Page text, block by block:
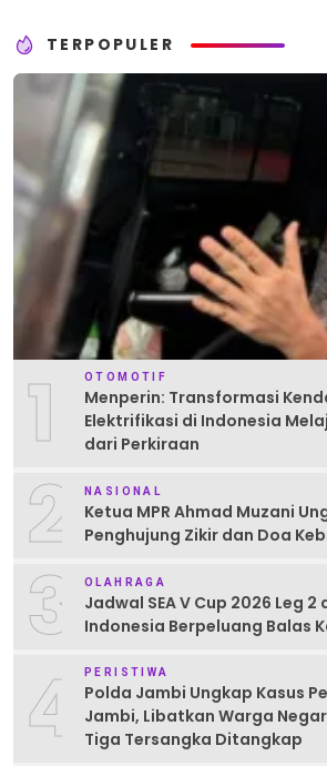
TERPOPULER
1 OTOMOTIF
Menperin: Transformasi
Elektrifikasi di Indonesia
dari Perkiraan
2 NASIONAL
Ketua MPR Ahmad Muzani
Penghujung Zikir dan Doa
3 OLAHRAGA
Jadwal SEA V Cup 2026 Leg
Indonesia Berpeluang Balas
4 PERISTIWA
Polda Jambi Ungkap Kasus
Jambi, Libatkan Warga
Tiga Tersangka Ditangkap